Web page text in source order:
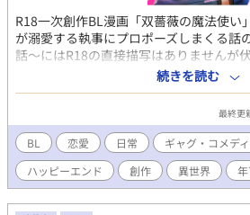
R18一次創作BL漫画「双薔薇の魔法使い
が溺愛する執事にプロポーズしまくる話
話〜にはR18の直接描写はありませんが
現があるためR15にしております。 こち
作BL♡双薔薇の魔法使い
https://www.alphapolis.co.jp/manga/
続きを読む
最終更
BL 恋愛 日常 ギャグ・コメディ
ハッピーエンド
創作 異世界